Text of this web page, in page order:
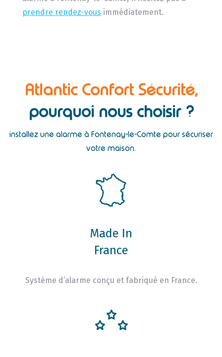
prendre rendez-vous immédiatement.
Atlantic Confort Sécurité,
pourquoi nous choisir ?
installez une alarme à Fontenay-le-Comte pour sécuriser
votre maison.
Made In
France
Système d’alarme conçu et fabriqué en France.